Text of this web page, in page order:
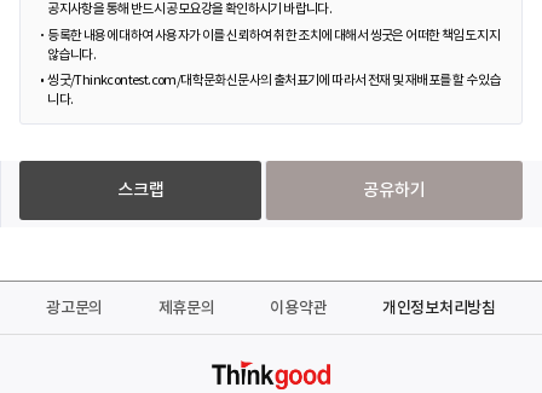
공지사항을 통해 반드시 공모요강을 확인하시기 바랍니다.
등록한 내용에 대하여 사용자가 이를 신뢰하여 취한 조치에 대해서 씽굿은 어떠한 책임도 지지
않습니다.
씽굿/Thinkcontest.com/대학문화신문사의 출처표기에 따라서 전재 및 재배포를 할 수 있습
니다.
스크랩 공유하기
광고문의 제휴문의 이용약관 개인정보처리방침